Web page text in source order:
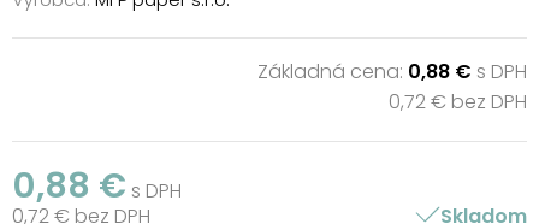
Základná cena: 0,88 € s DPH
0,72 € bez DPH
0,88 € s DPH
0,72 € bez DPH
Skladom